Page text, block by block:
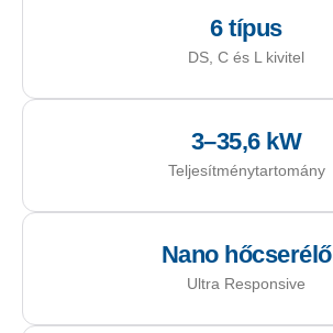
6 típus
DS, C és L kivitel
3–35,6 kW
Teljesítménytartomány
Nano hőcserélő
Ultra Responsive